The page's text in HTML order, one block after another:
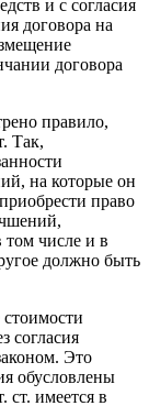
и с согласия
договора на
договора
правило,
Так,
на которые он
право
том числе и в
должно быть
согласия
Это
обусловлены
ст. имеется в